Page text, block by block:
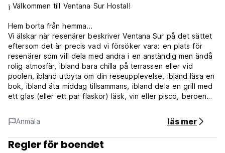
¡ Välkommen till Ventana Sur Hostal!
Hem borta från hemma...
Vi älskar när resenärer beskriver Ventana Sur på det sättet
eftersom det är precis vad vi försöker vara: en plats för
resenärer som vill dela med andra i en anständig men ändå
rolig atmosfär, ibland bara chilla på terrassen eller vid
poolen, ibland utbyta om din reseupplevelse, ibland läsa en
bok, ibland äta middag tillsammans, ibland dela en grill med
ett glas (eller ett par flaskor) läsk, vin eller pisco, beroende
Du är mycket välkommen om du är avslappnad, om du
förstår att du ska ta med öronproppar om du vill gå och
lägga dig kl 22 men också att du ska vara tillräckligt
respektfull för att inte göra för mycket ljud vid 02:00...
Anmäla läs mer
Regler för boendet